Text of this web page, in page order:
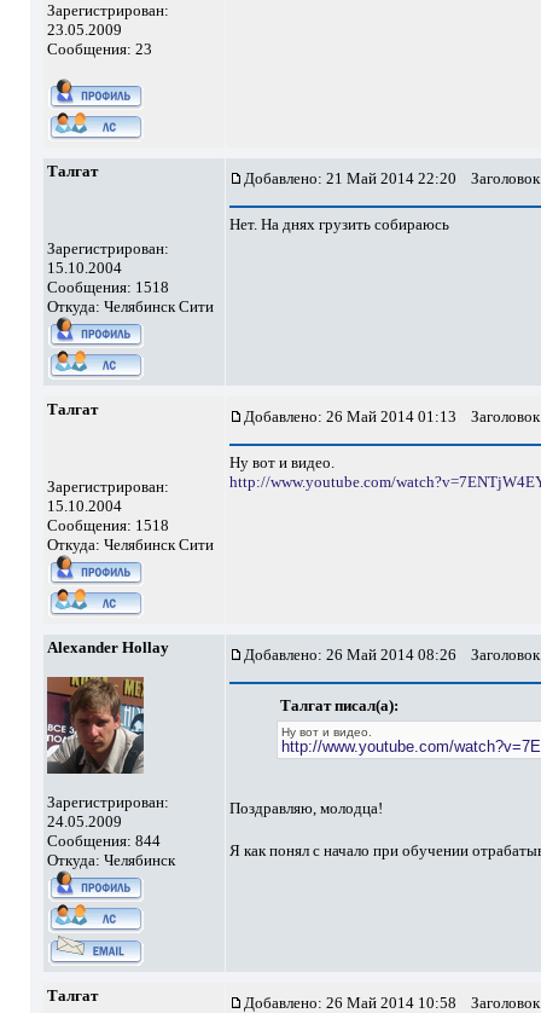
Зарегистрирован:
23.05.2009
Сообщения: 23
Талгат
Зарегистрирован:
15.10.2004
Сообщения: 1518
Откуда: Челябинск Сити
Добавлено: 21 Май 2014 22:20
Нет. На днях грузить собираюсь
Талгат
Зарегистрирован:
15.10.2004
Сообщения: 1518
Откуда: Челябинск Сити
Добавлено: 26 Май 2014 01:13
Ну вот и видео.
http://www.youtube.com/
Alexander Hollay
Зарегистрирован:
24.05.2009
Сообщения: 844
Откуда: Челябинск
Добавлено: 26 Май 2014 08:26
Талгат писал(а):
Ну вот и видео.
http://www.youtube.com/
Поздравляю, молодца!
Я как понял с начало при обучении
Талгат Добавлено: 26 Май 2014 10:58